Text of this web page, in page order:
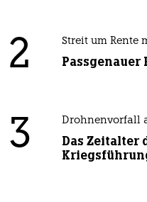
2 Streit um Rente
Passgenauer
3 Drohnenvorfall
Das Zeitalter